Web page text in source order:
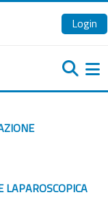
Login
LAPAROSCOPICA